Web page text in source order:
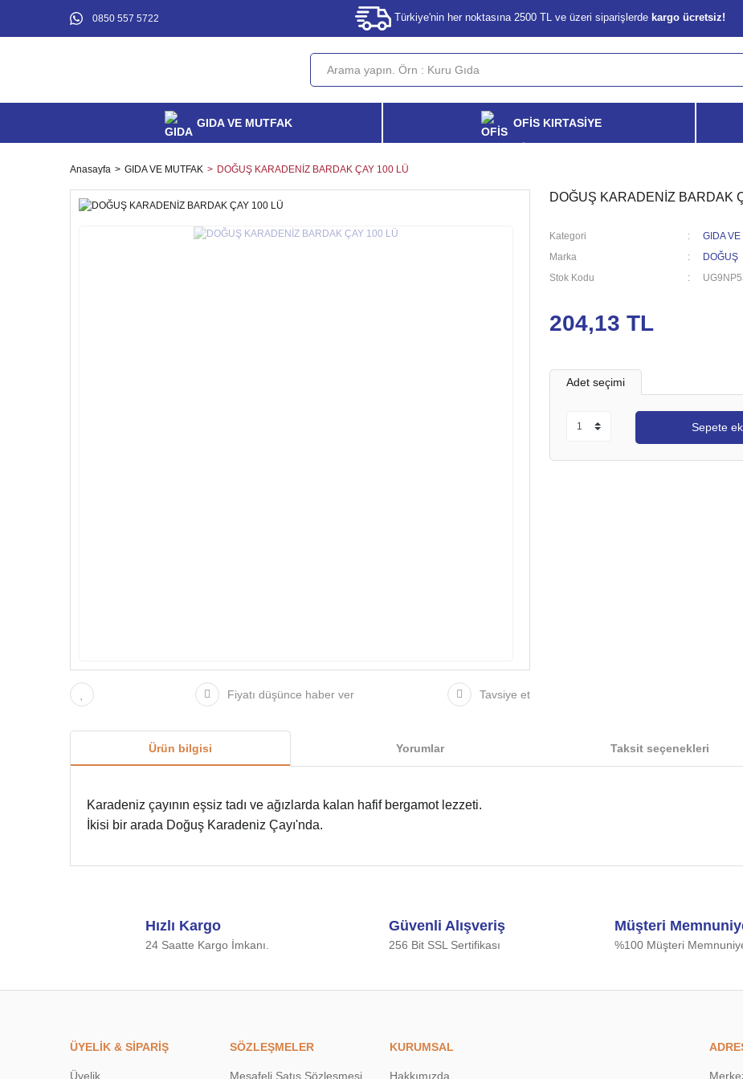
0850 557 5722 Türkiye'nin her noktasına 2500 TL ve üzeri siparişlerde kargo ücretsiz!
GIDA VE MUTFAK OFİS KIRTASİYE
Anasayfa GIDA VE MUTFAK DOĞUŞ KARADENİZ BARDAK ÇAY 100 LÜ
Fiyatı düşünce haber ver Tavsiye et
DOĞUŞ KARADENİZ BARDAK
Kategori GIDA VE
Marka
DOĞUŞ
Stok Kodu
204,13 TL
Adet seçimi
Sepete
Ürün bilgisi Yorumlar Taksit seçenekleri
Karadeniz çayının eşsiz tadı ve ağızlarda kalan hafif bergamot lezzeti.
İkisi bir arada Doğuş Karadeniz Çayı'nda.
Bu ürünün fiyat bilgisi, resim, ürün açıklamalarında ve diğer konularda yetersiz gördüğünüz noktaları öneri formunu kullanarak tarafımıza
Ürün resmi kalitesiz, bozuk veya görüntülenemiyor.
Ürün açıklamasında eksik bilgiler bulunuyor.
Ürün fiyatı diğer sitelerden daha pahalı.
Hızlı Kargo
24 Saatte Kargo İmkanı.
Güvenli Alışveriş
256 Bit SSL Sertifikası
Müşteri
%100 Müşteri
ÜYELİK & SİPARİŞ
Üyelik
SÖZLEŞMELER
Mesafeli Satış Sözleşmesi
KURUMSAL
Hakkımızda